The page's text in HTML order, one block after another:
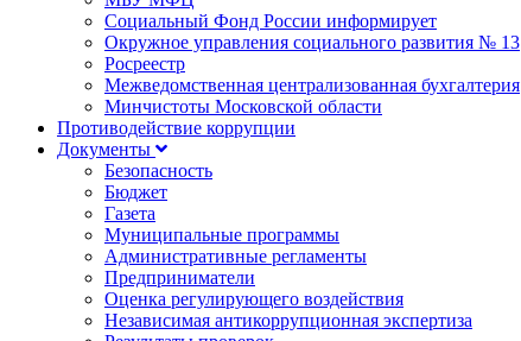
Социальный Фонд России информирует
Окружное управления социального развития № 13
Росреестр
Межведомственная централизованная бухгалтерия
Минчистоты Московской области
Противодействие коррупции
Документы
Безопасность
Бюджет
Газета
Муниципальные программы
Административные регламенты
Предприниматели
Оценка регулирующего воздействия
Независимая антикоррупционная экспертиза